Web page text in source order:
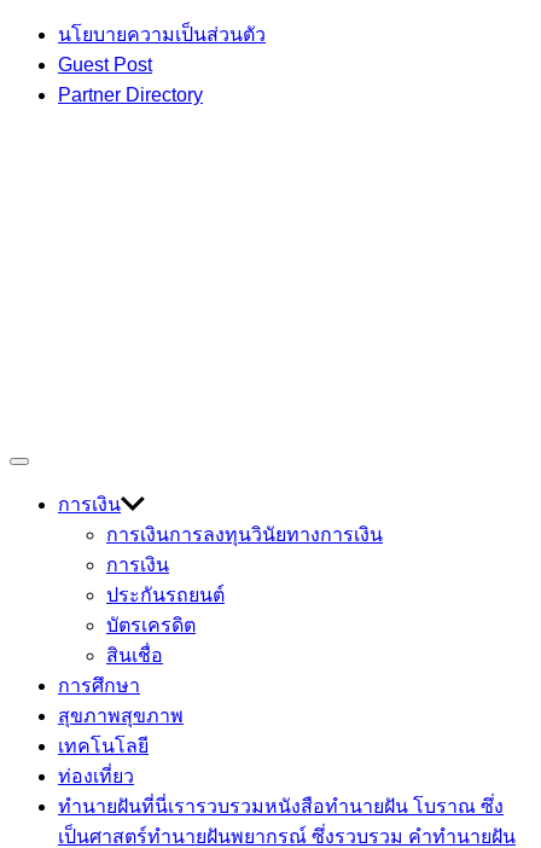
Skip
content
นโยบายความเป็นส่วนตัว
Guest Post
Partner Directory
Devmage
เกร็ดความรู้ เรื่องราวที่น่าสนใจ
Off
การเงิน
การเงินการลงทุนวินัยทางการเงิน
การเงิน
ประกันรถยนต์
บัตรเครดิต
สินเชื่อ
การศึกษา
สุขภาพสุขภาพ
เทคโนโลยี
ท่องเที่ยว
ทำนายฝันที่นี่เรารวบรวมหนังสือทำนายฝัน โบราณ ซึ่ง
เป็นศาสตร์ทำนายฝันพยากรณ์ ซึ่งรวบรวม คำทํานายฝัน